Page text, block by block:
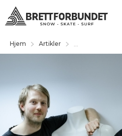
Hjem Artikler